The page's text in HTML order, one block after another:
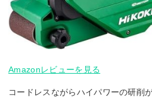
Amazonレビューを見る
コードレスながらハイパワーの研削